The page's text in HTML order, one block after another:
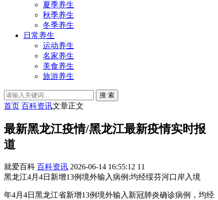
夏季养生
秋季养生
冬季养生
日常养生
运动养生
名家养生
美食养生
旅游养生
搜 索
首页 百科资讯文章正文
最新黑龙江疫情/黑龙江最新疫情实时报
道
就爱百科 百科资讯 2026-06-14 16:55:12 11
黑龙江4月4日新增13例境外输入病例:均经绥芬河口岸入境
年4月4日黑龙江省新增13例境外输入新冠肺炎确诊病例，均经